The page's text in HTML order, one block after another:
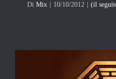
Di Mix 10/10/2012 (il